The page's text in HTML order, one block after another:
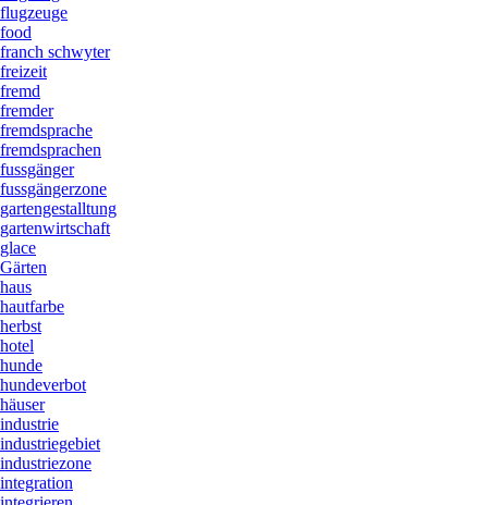
flugzeuge
food
franch schwyter
freizeit
fremd
fremder
fremdsprache
fremdsprachen
fussgänger
fussgängerzone
gartengestalltung
gartenwirtschaft
glace
Gärten
haus
hautfarbe
herbst
hotel
hunde
hundeverbot
häuser
industrie
industriegebiet
industriezone
integration